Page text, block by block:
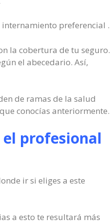
preferencial .
la cobertura de tu seguro.
el abecedario. Así,
de ramas de la salud
conocías anteriormente.
el profesional
ir si eliges a este
a esto te resultará más